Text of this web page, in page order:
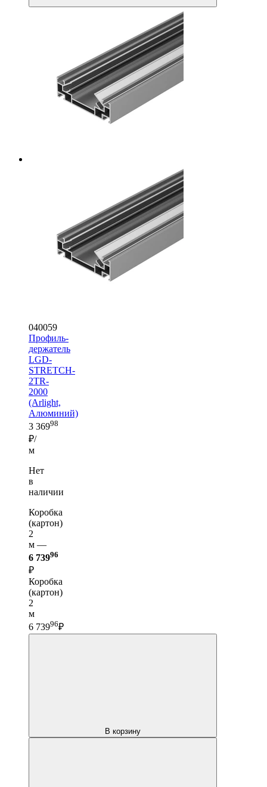
040059
Профиль-
держатель
LGD-
STRETCH-
2TR-
2000
(Arlight,
Алюминий)
3 36998
₽/
м
Нет
в
наличии
Коробка
(картон)
2
м —
6 73996
₽
Коробка
(картон)
2
м
6 73996₽
В корзину